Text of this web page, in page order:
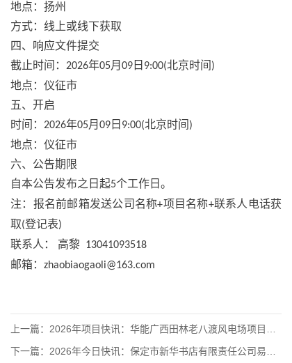
地点：扬州
方式：线上或线下获取
四、响应文件提交
截止时间： 2026年05月 09 日 9:00(北京时间 )
地点：仪征市
五、开启
时间： 2026年05月 09 日 9:00(北京时间 )
地点：仪征市
六、公告期限
自本公告发布之日起5个工作日。
注：报名前邮箱发送公司名称+项目名称+联系人电话获
取(登记表)
联系人： 高黎 13041093518
邮箱： zhaobiaogaoli@163.com
上一篇： 2026年项目快讯：华能广西田林老八渡风电场项目PC工程风力
下一篇： 2026年今日快讯：保定市新华书店有限责任公司易县分公司新建